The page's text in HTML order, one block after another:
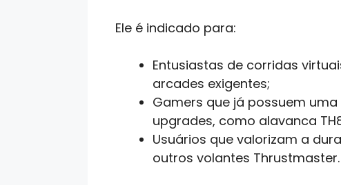
Ele é indicado para:
Entusiastas de corridas
arcades exigentes;
Gamers que já possuem
upgrades, como alavanca
Usuários que valorizam a
outros volantes Thrustmaster.